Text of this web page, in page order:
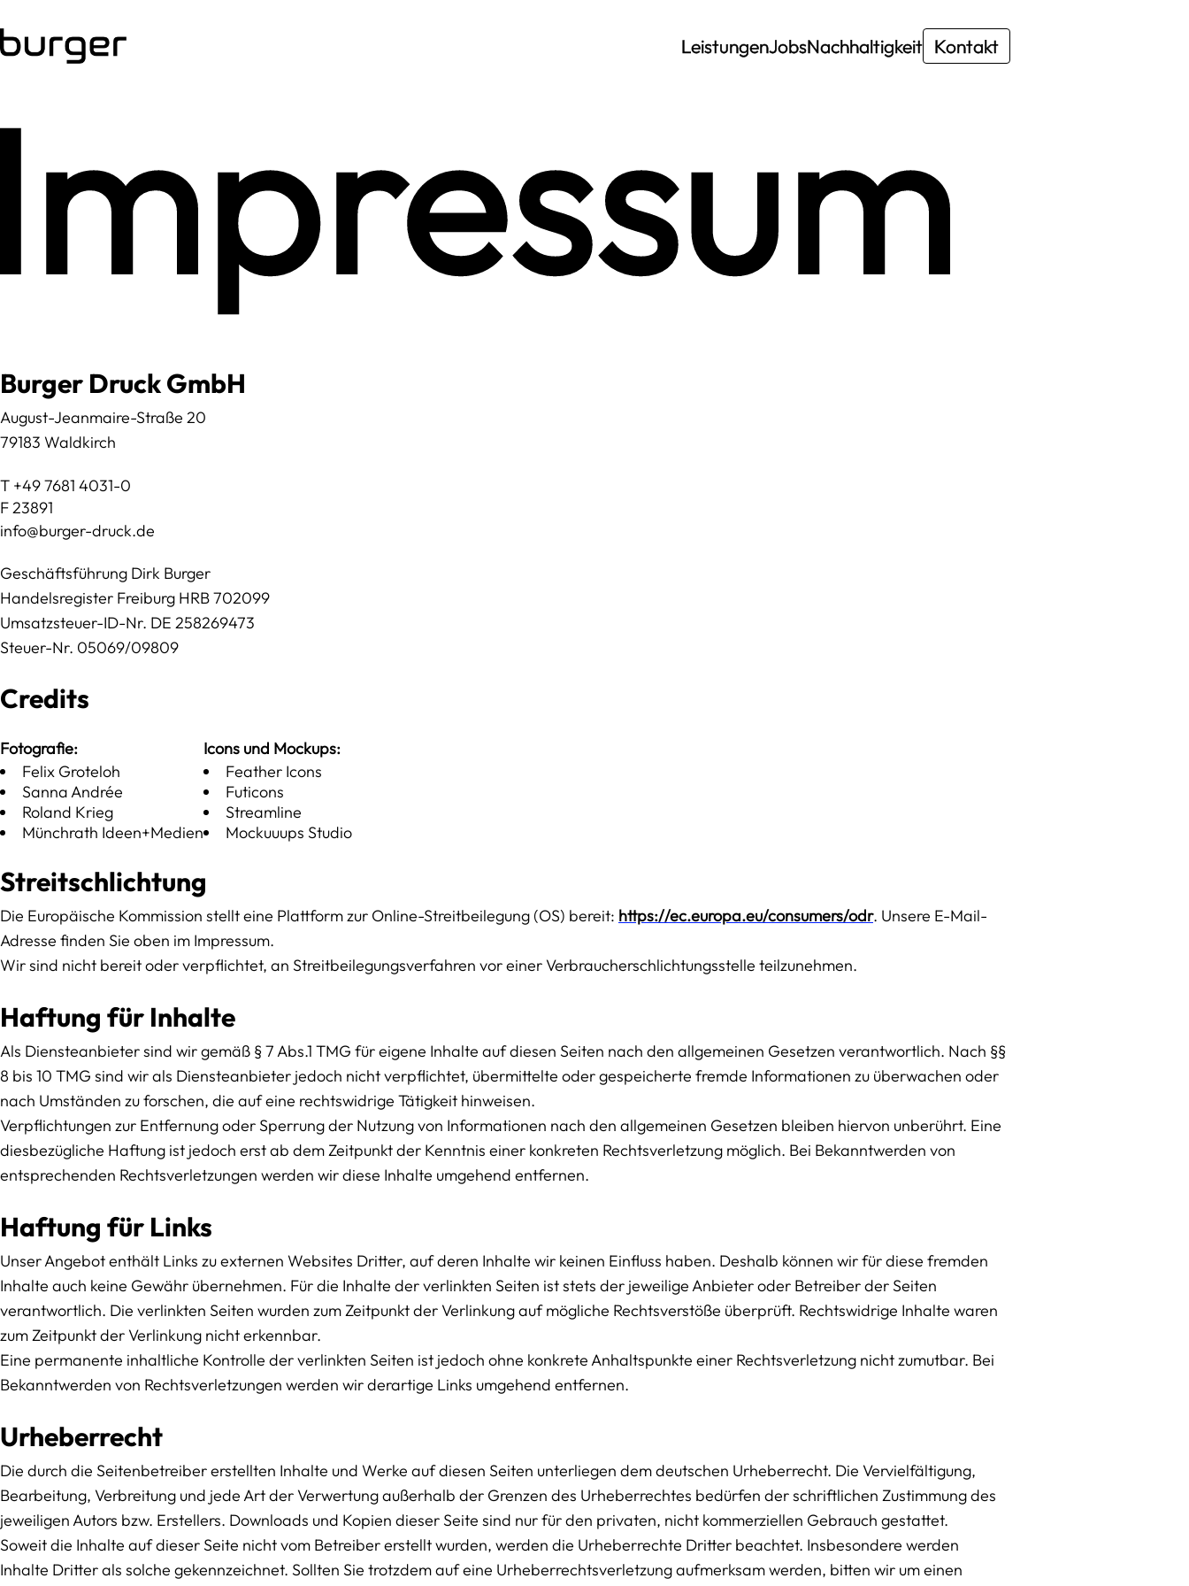
LeistungenJobsNachhaltigkeit Kontakt
Burger Druck GmbH
August-Jeanmaire-Straße 20
79183 Waldkirch
T +49 7681 4031-0
F 23891
info@burger-druck.de
Geschäftsführung Dirk Burger
Handelsregister Freiburg HRB 702099
Umsatzsteuer-ID-Nr. DE 258269473
Steuer-Nr. 05069/09809
Credits
Fotografie:
Felix Groteloh
Sanna Andrée
Roland Krieg
Münchrath Ideen+Medien
Icons und Mockups:
Feather Icons
Futicons
Streamline
Mockuuups Studio
Streitschlichtung
Die Europäische Kommission stellt eine Plattform zur Online-Streitbeilegung (OS) bereit: https://ec.europa.eu/consumers/odr. Unsere E-Mail-
Adresse finden Sie oben im Impressum.
Wir sind nicht bereit oder verpflichtet, an Streitbeilegungsverfahren vor einer Verbraucherschlichtungsstelle teilzunehmen.
Haftung für Inhalte
Als Diensteanbieter sind wir gemäß § 7 Abs.1 TMG für eigene Inhalte auf diesen Seiten nach den allgemeinen Gesetzen verantwortlich. Nach §§
8 bis 10 TMG sind wir als Diensteanbieter jedoch nicht verpflichtet, übermittelte oder gespeicherte fremde Informationen zu überwachen oder
nach Umständen zu forschen, die auf eine rechtswidrige Tätigkeit hinweisen.
Verpflichtungen zur Entfernung oder Sperrung der Nutzung von Informationen nach den allgemeinen Gesetzen bleiben hiervon unberührt. Eine
diesbezügliche Haftung ist jedoch erst ab dem Zeitpunkt der Kenntnis einer konkreten Rechtsverletzung möglich. Bei Bekanntwerden von
entsprechenden Rechtsverletzungen werden wir diese Inhalte umgehend entfernen.
Haftung für Links
Unser Angebot enthält Links zu externen Websites Dritter, auf deren Inhalte wir keinen Einfluss haben. Deshalb können wir für diese fremden
Inhalte auch keine Gewähr übernehmen. Für die Inhalte der verlinkten Seiten ist stets der jeweilige Anbieter oder Betreiber der Seiten
verantwortlich. Die verlinkten Seiten wurden zum Zeitpunkt der Verlinkung auf mögliche Rechtsverstöße überprüft. Rechtswidrige Inhalte waren
zum Zeitpunkt der Verlinkung nicht erkennbar.
Eine permanente inhaltliche Kontrolle der verlinkten Seiten ist jedoch ohne konkrete Anhaltspunkte einer Rechtsverletzung nicht zumutbar. Bei
Bekanntwerden von Rechtsverletzungen werden wir derartige Links umgehend entfernen.
Urheberrecht
Die durch die Seitenbetreiber erstellten Inhalte und Werke auf diesen Seiten unterliegen dem deutschen Urheberrecht. Die Vervielfältigung,
Bearbeitung, Verbreitung und jede Art der Verwertung außerhalb der Grenzen des Urheberrechtes bedürfen der schriftlichen Zustimmung des
jeweiligen Autors bzw. Erstellers. Downloads und Kopien dieser Seite sind nur für den privaten, nicht kommerziellen Gebrauch gestattet.
Soweit die Inhalte auf dieser Seite nicht vom Betreiber erstellt wurden, werden die Urheberrechte Dritter beachtet. Insbesondere werden
Inhalte Dritter als solche gekennzeichnet. Sollten Sie trotzdem auf eine Urheberrechtsverletzung aufmerksam werden, bitten wir um einen